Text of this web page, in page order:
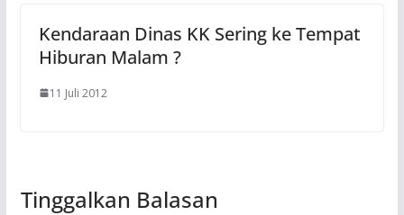
Kendaraan Dinas KK Sering ke Tempat
Hiburan Malam ?
11 Juli 2012
Tinggalkan Balasan